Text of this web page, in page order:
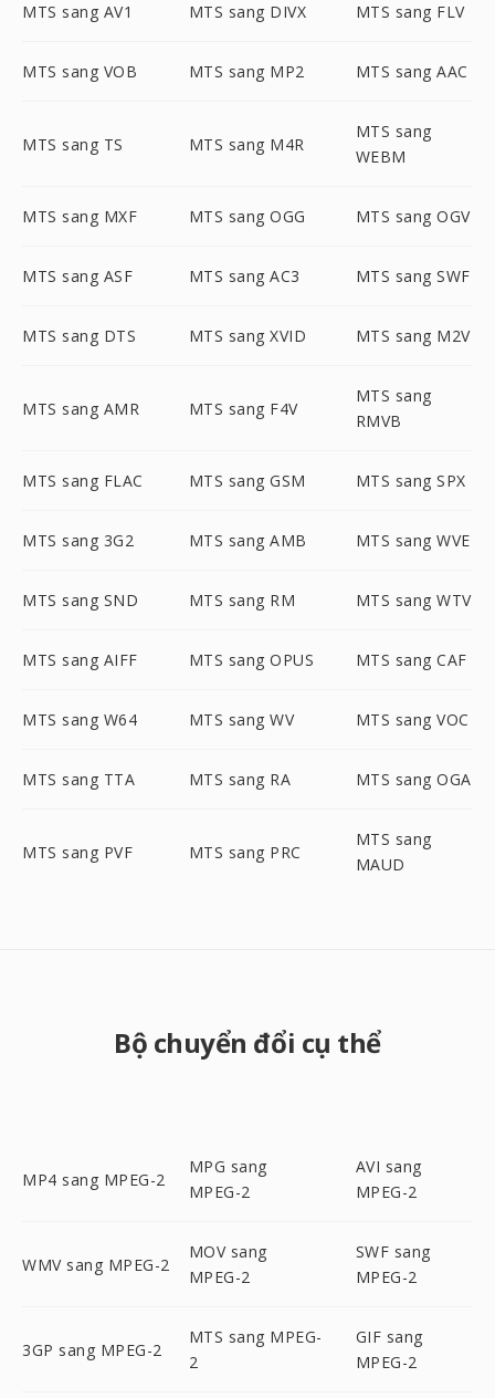
MTS sang AV1 MTS sang DIVX MTS sang FLV
MTS sang VOB MTS sang MP2 MTS sang AAC
MTS sang TS MTS sang M4R
MTS sang
WEBM
MTS sang MXF MTS sang OGG MTS sang OGV
MTS sang ASF MTS sang AC3 MTS sang SWF
MTS sang DTS MTS sang XVID MTS sang M2V
MTS sang AMR MTS sang F4V
MTS sang
RMVB
MTS sang FLAC MTS sang GSM MTS sang SPX
MTS sang 3G2 MTS sang AMB MTS sang WVE
MTS sang SND MTS sang RM MTS sang WTV
MTS sang AIFF MTS sang OPUS MTS sang CAF
MTS sang W64 MTS sang WV MTS sang VOC
MTS sang TTA MTS sang RA MTS sang OGA
MTS sang PVF MTS sang PRC
MTS sang
MAUD
Bộ chuyển đổi cụ thể
MP4 sang MPEG-2
MPG sang
MPEG-2
AVI sang
MPEG-2
WMV sang MPEG-2
MOV sang
MPEG-2
SWF sang
MPEG-2
3GP sang MPEG-2
MTS sang MPEG-
2
GIF sang
MPEG-2